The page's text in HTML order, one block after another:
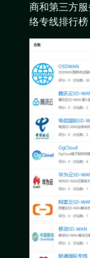
商和第三方
络专线排行榜